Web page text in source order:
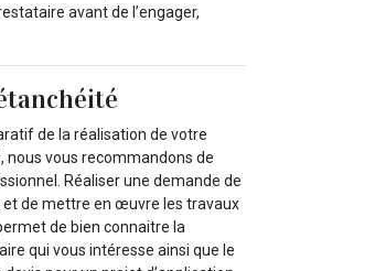
avant de l’engager,
de la réalisation de votre
nous vous recommandons de
Réaliser une demande de
et de mettre en œuvre les travaux
de bien connaitre la
qui vous intéresse ainsi que le